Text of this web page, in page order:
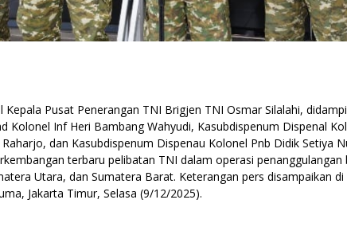
Kepala Pusat Penerangan TNI Brigjen TNI Osmar Silalahi,
Kolonel Inf Heri Bambang Wahyudi, Kasubdispenum Dispenal
dan Kasubdispenum Dispenau Kolonel Pnb Didik Setiya
terbaru pelibatan TNI dalam operasi penanggulangan
Utara, dan Sumatera Barat. Keterangan pers disampaikan di
Jakarta Timur, Selasa (9/12/2025).